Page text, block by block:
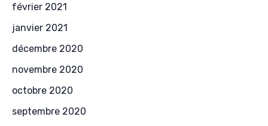
février 2021
janvier 2021
décembre 2020
novembre 2020
octobre 2020
septembre 2020